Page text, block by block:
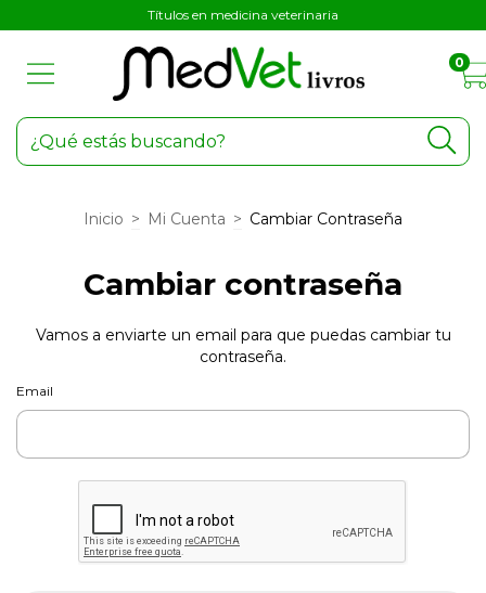
Títulos en medicina veterinaria
0
Inicio > Mi Cuenta > Cambiar Contraseña
Cambiar contraseña
Vamos a enviarte un email para que puedas cambiar tu
contraseña.
Email